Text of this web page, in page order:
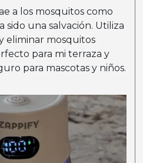
a los mosquitos como
sido una salvación. Utiliza
eliminar mosquitos
para mi terraza y
para mascotas y niños.